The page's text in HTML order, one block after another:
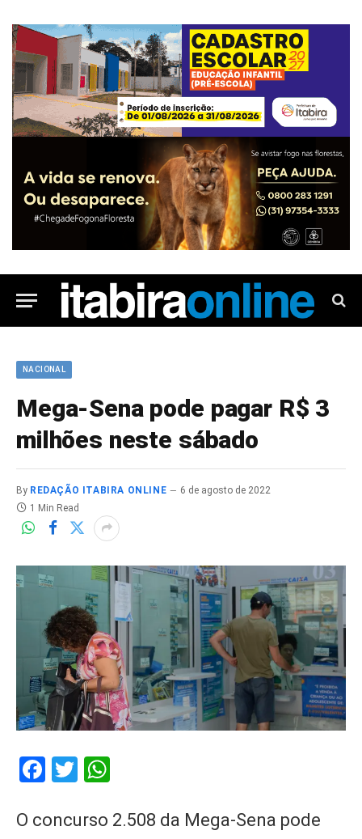
NACIONAL
Mega-Sena pode pagar R$ 3
milhões neste sábado
By REDAÇÃO ITABIRA ONLINE
6 de agosto de 2022
1 Min Read
Facebook
Twitter
O concurso 2.508 da Mega-Sena pode